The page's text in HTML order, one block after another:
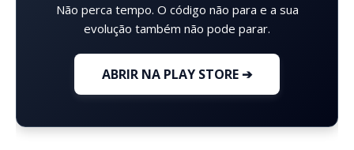
Não perca tempo. O código não para e a sua
evolução também não pode parar.
ABRIR NA PLAY STORE ➔